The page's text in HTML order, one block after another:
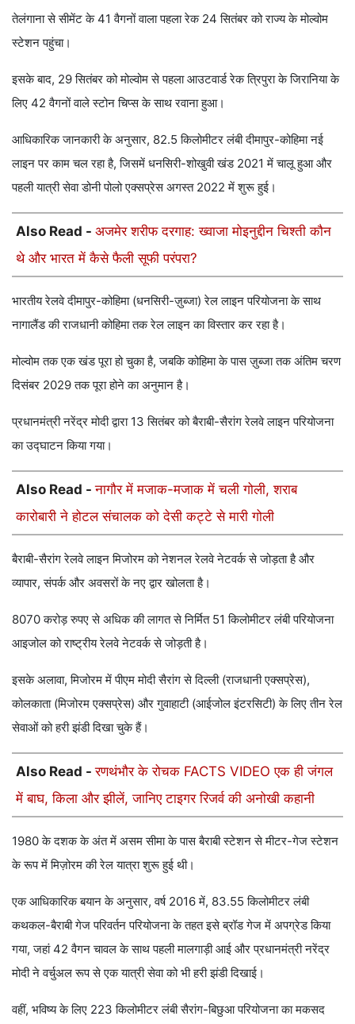
तेलंगाना से सीमेंट के 41 वैगनों वाला पहला रेक 24 सितंबर को राज्य के मोल्वोम
स्टेशन पहुंचा।
इसके बाद, 29 सितंबर को मोल्वोम से पहला आउटवार्ड रेक त्रिपुरा के जिरानिया के
लिए 42 वैगनों वाले स्टोन चिप्स के साथ रवाना हुआ।
आधिकारिक जानकारी के अनुसार, 82.5 किलोमीटर लंबी दीमापुर-कोहिमा नई
लाइन पर काम चल रहा है, जिसमें धनसिरी-शोखुवी खंड 2021 में चालू हुआ और
पहली यात्री सेवा डोनी पोलो एक्सप्रेस अगस्त 2022 में शुरू हुई।
Also Read - अजमेर शरीफ दरगाह: ख्वाजा मोइनुद्दीन चिश्ती कौन
थे और भारत में कैसे फैली सूफी परंपरा?
भारतीय रेलवे दीमापुर-कोहिमा (धनसिरी-ज़ुब्जा) रेल लाइन परियोजना के साथ
नागालैंड की राजधानी कोहिमा तक रेल लाइन का विस्तार कर रहा है।
मोल्वोम तक एक खंड पूरा हो चुका है, जबकि कोहिमा के पास ज़ुब्जा तक अंतिम चरण
दिसंबर 2029 तक पूरा होने का अनुमान है।
प्रधानमंत्री नरेंद्र मोदी द्वारा 13 सितंबर को बैराबी-सैरांग रेलवे लाइन परियोजना
का उद्घाटन किया गया।
Also Read -नागौर में मजाक-मजाक में चली गोली, शराब
कारोबारी ने होटल संचालक को देसी कट्टे से मारी गोली
बैराबी-सैरांग रेलवे लाइन मिजोरम को नेशनल रेलवे नेटवर्क से जोड़ता है और
व्यापार, संपर्क और अवसरों के नए द्वार खोलता है।
8070 करोड़ रुपए से अधिक की लागत से निर्मित 51 किलोमीटर लंबी परियोजना
आइजोल को राष्ट्रीय रेलवे नेटवर्क से जोड़ती है।
इसके अलावा, मिजोरम में पीएम मोदी सैरांग से दिल्ली (राजधानी एक्सप्रेस),
कोलकाता (मिजोरम एक्सप्रेस) और गुवाहाटी (आईजोल इंटरसिटी) के लिए तीन रेल
सेवाओं को हरी झंडी दिखा चुके हैं।
Also Read -रणथंभौर के रोचक FACTS VIDEO एक ही जंगल
में बाघ, किला और झीलें, जानिए टाइगर रिजर्व की अनोखी कहानी
1980 के दशक के अंत में असम सीमा के पास बैराबी स्टेशन से मीटर-गेज स्टेशन
के रूप में मिज़ोरम की रेल यात्रा शुरू हुई थी।
एक आधिकारिक बयान के अनुसार, वर्ष 2016 में, 83.55 किलोमीटर लंबी
कथकल-बैराबी गेज परिवर्तन परियोजना के तहत इसे ब्रॉड गेज में अपग्रेड किया
गया, जहां 42 वैगन चावल के साथ पहली मालगाड़ी आई और प्रधानमंत्री नरेंद्र
मोदी ने वर्चुअल रूप से एक यात्री सेवा को भी हरी झंडी दिखाई।
वहीं, भविष्य के लिए 223 किलोमीटर लंबी सैरांग-बिछुआ परियोजना का मकसद